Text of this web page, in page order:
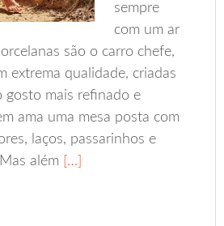
sempre
com um ar
são o carro chefe,
extrema qualidade, criadas
gosto mais refinado e
ama uma mesa posta com
laços, passarinhos e
além […]